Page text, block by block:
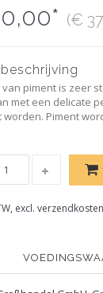
(€
van piment is zeer
met een delicate
worden. Piment
excl. verzendkosten